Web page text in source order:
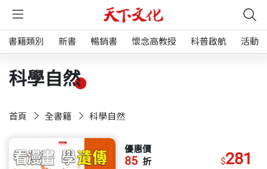
書籍類別 新書 暢銷書 懷念高教授 科普啟航 活動
科學自然
首頁 全書籍 科學自然
優惠價
85 折 $281